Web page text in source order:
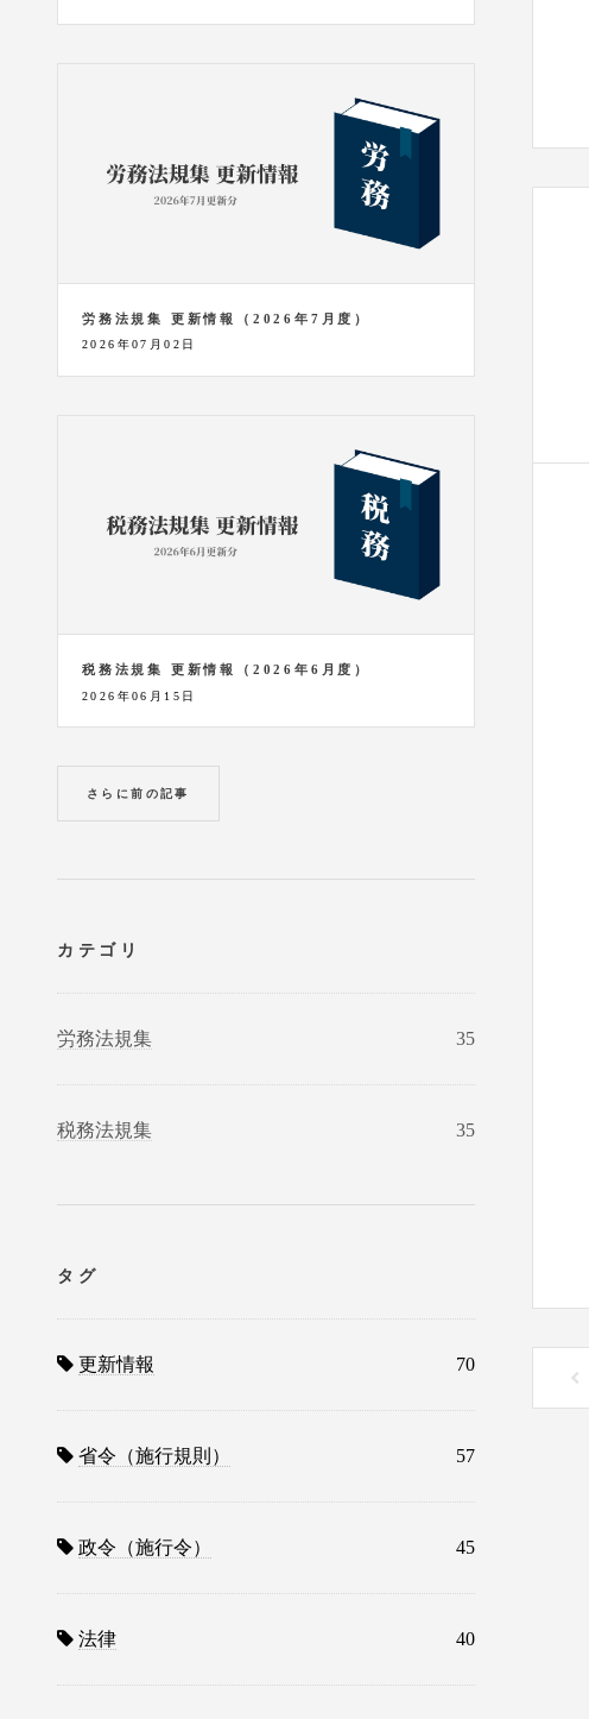
労務法規集 更新情報（2026年7月度）
2026年07月02日
税務法規集 更新情報（2026年6月度）
2026年06月15日
さらに前の記事
カテゴリ
労務法規集 35
税務法規集 35
タグ
更新情報 70
省令（施行規則） 57
政令（施行令） 45
法律 40